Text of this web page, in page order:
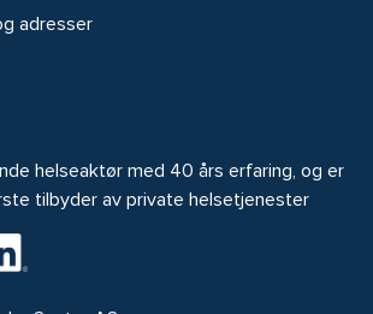
helseaktør med 40 års erfaring, og er
tilbyder av private helsetjenester
på Instagram
adresser